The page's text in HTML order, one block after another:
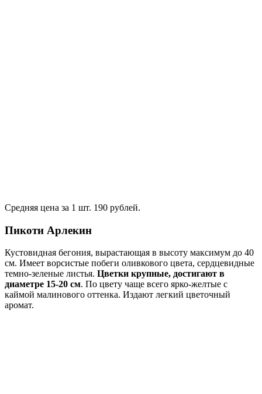
Средняя цена за 1 шт. 190 рублей.
Пикоти Арлекин
Кустовидная бегония, вырастающая в высоту максимум до 40
см. Имеет ворсистые побеги оливкового цвета, сердцевидные
темно-зеленые листья. Цветки крупные, достигают в
диаметре 15-20 см. По цвету чаще всего ярко-желтые с
каймой малинового оттенка. Издают легкий цветочный
аромат.